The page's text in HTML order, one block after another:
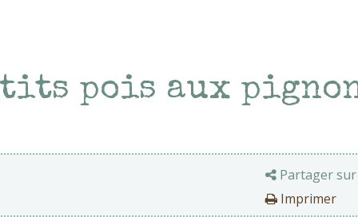
pois aux
Partager
Imprimer